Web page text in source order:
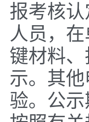
报考核
人员，
键材料
示。其
验。公